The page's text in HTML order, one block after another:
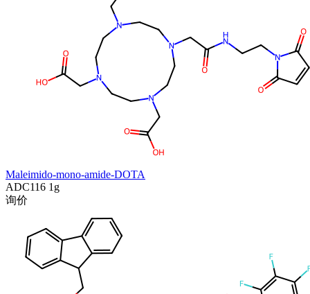
Maleimido-mono-amide-DOTA
ADC116 1g
询价